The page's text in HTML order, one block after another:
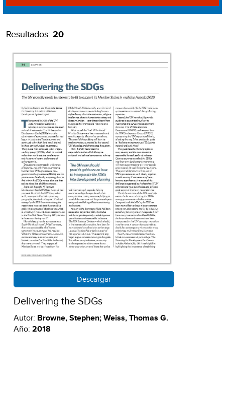
Resultados: 20
Descargar
Delivering the SDGs
Autor: Browne, Stephen; Weiss, Thomas G.
Año: 2018